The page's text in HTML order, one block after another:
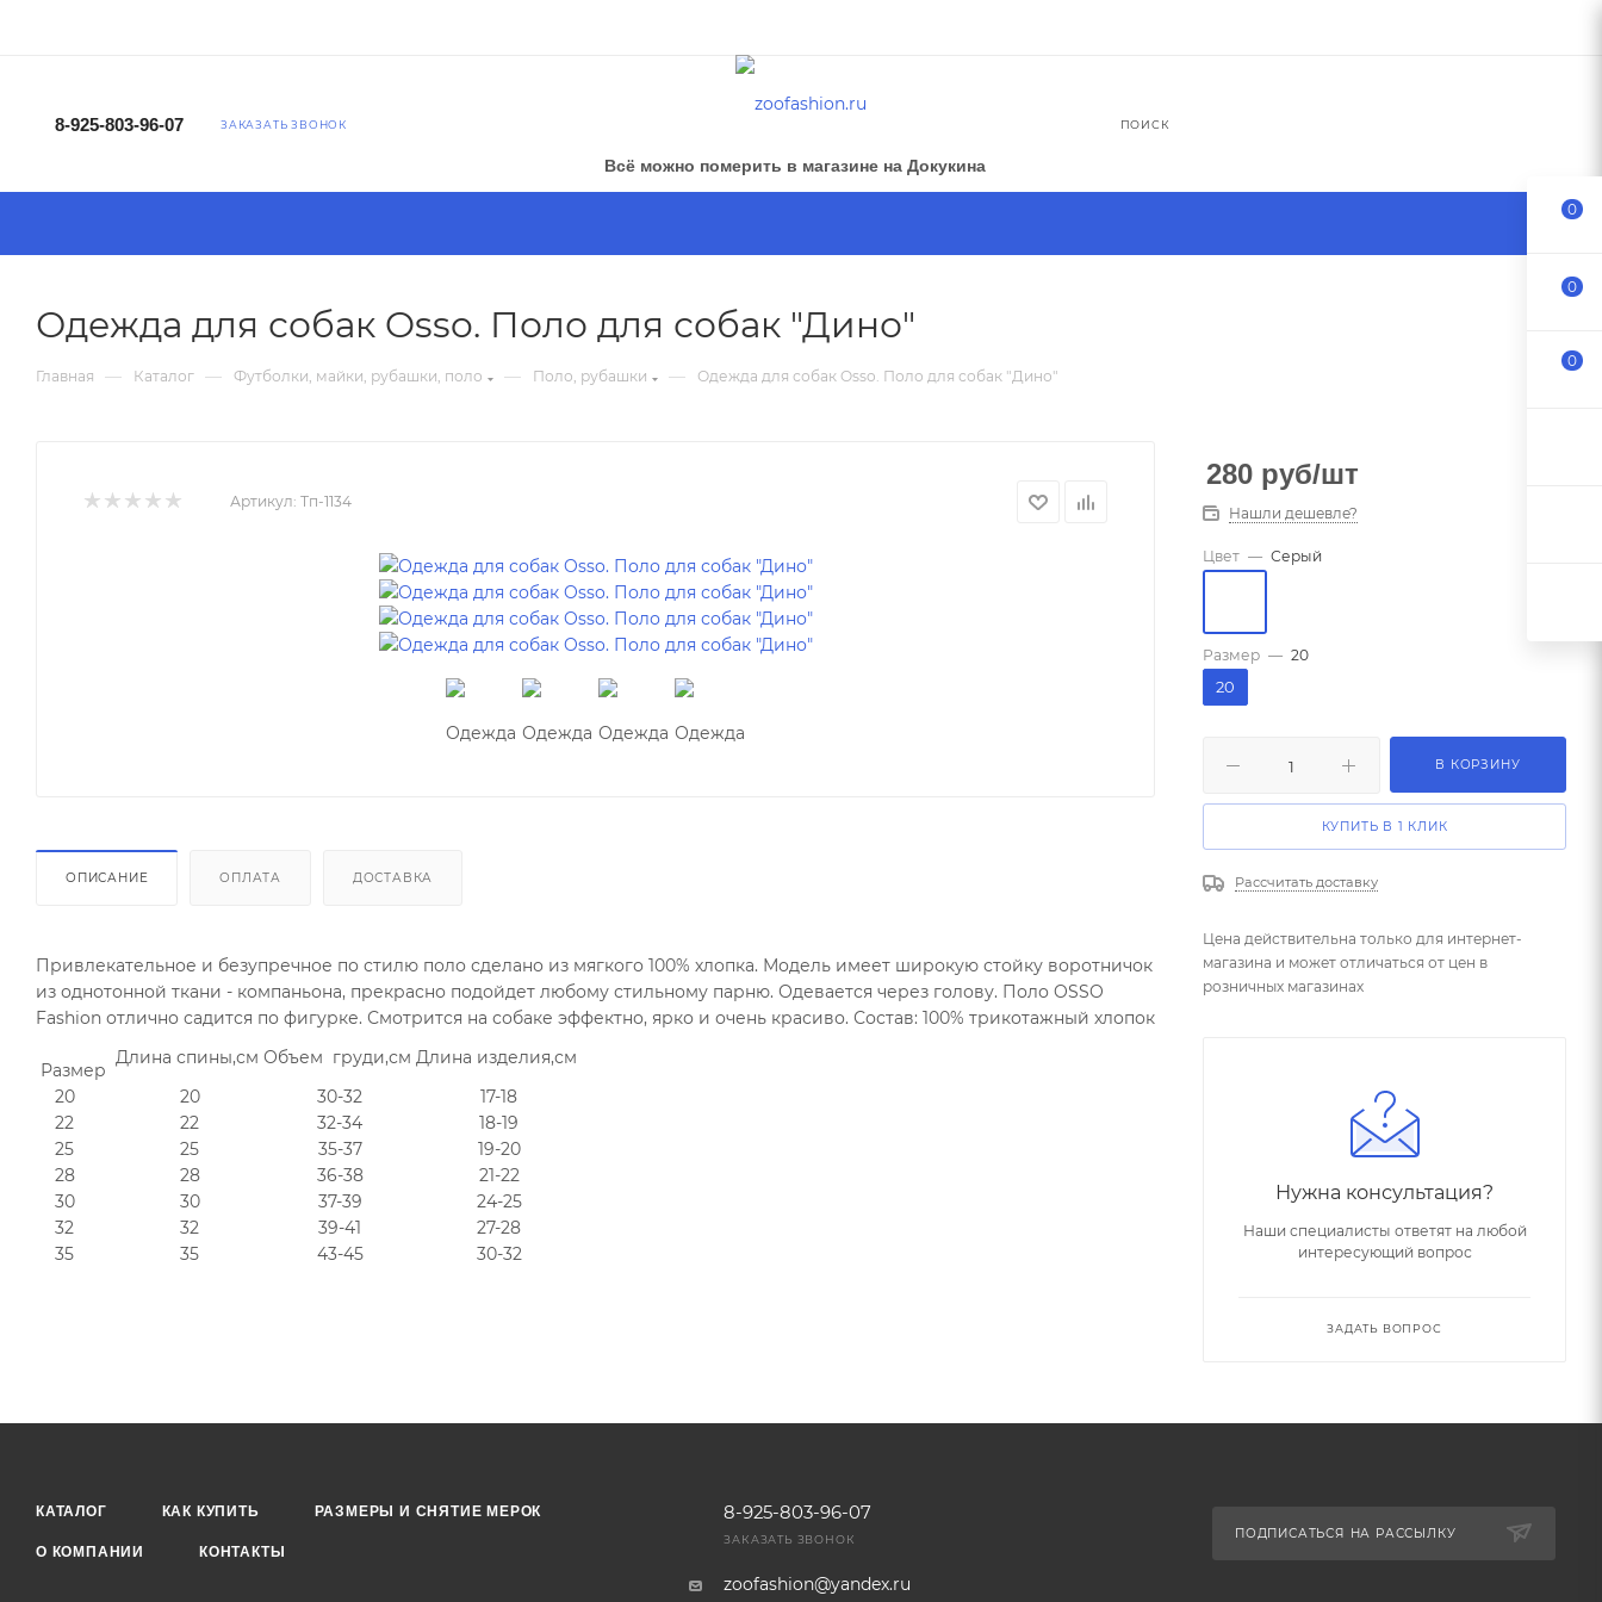
8-925-803-96-07 ЗАКАЗАТЬ ЗВОНОК
Всё можно померить в магазине на Докукина
ПОИСК
Одежда для собак Osso. Поло для собак "Дино"
Главная — Каталог — Футболки, майки, рубашки, поло — Поло, рубашки — Одежда для собак Osso. Поло для собак "Дино"
Артикул: Тп-1134
ОПИСАНИЕ ОПЛАТА ДОСТАВКА
Привлекательное и безупречное по стилю поло сделано из мягкого 100% хлопка. Модель имеет широкую стойку воротничок
из однотонной ткани - компаньона, прекрасно подойдет любому стильному парню. Одевается через голову. Поло OSSO
Fashion отлично садится по фигурке. Смотрится на собаке эффектно, ярко и очень красиво. Состав: 100% трикотажный хлопок
Размер
Длина спины,см Объем груди,см Длина изделия,см
20
20 30-32
17-18
22
22 32-34
18-19
25
25 35-37
19-20
28
28 36-38
21-22
30
30 37-39
24-25
32
32 39-41
27-28
35
35 43-45 30-32
280 руб/шт
Нашли дешевле?
Цвет — Серый
Размер — 20
20
В КОРЗИНУ
КУПИТЬ В 1 КЛИК
Рассчитать доставку
Цена действительна только для интернет-
магазина и может отличаться от цен в
розничных магазинах
Нужна консультация?
Наши специалисты ответят на любой
интересующий вопрос
ЗАДАТЬ ВОПРОС
КАТАЛОГ КАК КУПИТЬ РАЗМЕРЫ И СНЯТИЕ МЕРОК
О КОМПАНИИ КОНТАКТЫ
8-925-803-96-07
ЗАКАЗАТЬ ЗВОНОК
zoofashion@yandex.ru
ПОДПИСАТЬСЯ НА РАССЫЛКУ
0
0
0